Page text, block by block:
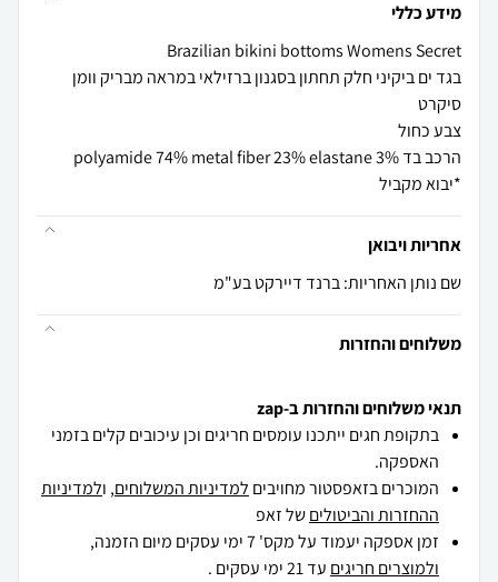
מידע כללי
בגד ים ביקיני חלק תחתון בסגנון ברזילאי במראה מבריק וומן
הרכב בד polyamide 74% metal fiber 23% elastane 3%
*יבוא מקביל
אחריות ויבואן
שם נותן האחריות: ברנד דיירקט בע"מ
משלוחים והחזרות
תנאי משלוחים והחזרות ב-zap
בתקופת חגים ייתכנו עומסים חריגים וכן עיכובים קלים בזמני
האספקה.
המוכרים בזאפסטור מחויבים למדיניות המשלוחים, ולמדיניות
ההחזרות והביטוליםשל זאפ
זמן אספקה יעמוד על מקס' 7 ימי עסקים מיום הזמנה,
ולמוצרים חריגים עד 21 ימי עסקים .